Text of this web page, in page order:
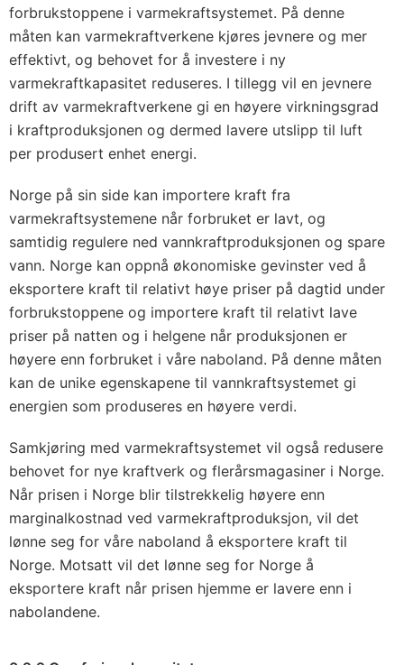
forbrukstoppene i varmekraftsystemet. På denne
måten kan varmekraftverkene kjøres jevnere og mer
effektivt, og behovet for å investere i ny
varmekraftkapasitet reduseres. I tillegg vil en jevnere
drift av varmekraftverkene gi en høyere virkningsgrad
i kraftproduksjonen og dermed lavere utslipp til luft
per produsert enhet energi.
Norge på sin side kan importere kraft fra
varmekraftsystemene når forbruket er lavt, og
samtidig regulere ned vannkraftproduksjonen og spare
vann. Norge kan oppnå økonomiske gevinster ved å
eksportere kraft til relativt høye priser på dagtid under
forbrukstoppene og importere kraft til relativt lave
priser på natten og i helgene når produksjonen er
høyere enn forbruket i våre naboland. På denne måten
kan de unike egenskapene til vannkraftsystemet gi
energien som produseres en høyere verdi.
Samkjøring med varmekraftsystemet vil også redusere
behovet for nye kraftverk og flerårsmagasiner i Norge.
Når prisen i Norge blir tilstrekkelig høyere enn
marginalkostnad ved varmekraftproduksjon, vil det
lønne seg for våre naboland å eksportere kraft til
Norge. Motsatt vil det lønne seg for Norge å
eksportere kraft når prisen hjemme er lavere enn i
nabolandene.